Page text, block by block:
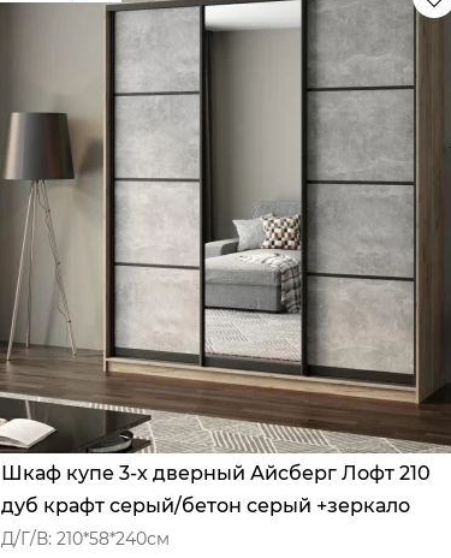
Шкаф купе 3-х дверный Айсберг Лофт 210
дуб крафт серый/бетон серый +зеркало
Д/Г/В: 210*58*240см